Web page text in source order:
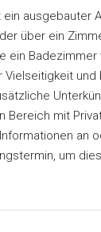
ausgebauter
über ein
ein Badezimmer
Vielseitigkeit und
Bereich mit
an
um